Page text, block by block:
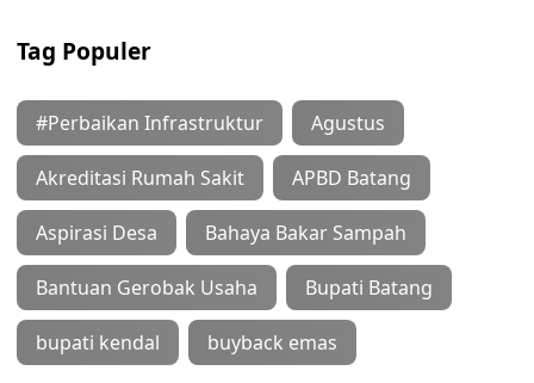
Tag Populer
#Perbaikan Infrastruktur Agustus
Akreditasi Rumah Sakit APBD Batang
Aspirasi Desa Bahaya Bakar Sampah
Bantuan Gerobak Usaha Bupati Batang
bupati kendal buyback emas